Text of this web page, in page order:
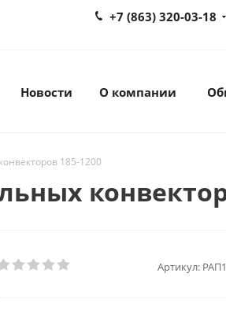
+7 (863) 320-03-18
Новости О компании
185-1200
Артикул: